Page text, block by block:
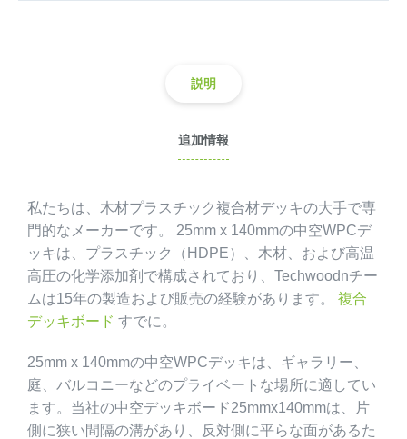
説明
追加情報
私たちは、木材プラスチック複合材デッキの大手で専
門的なメーカーです。 25mm x 140mmの中空WPCデ
ッキは、プラスチック（HDPE）、木材、および高温
高圧の化学添加剤で構成されており、Techwoodnチー
ムは15年の製造および販売の経験があります。 複合
デッキボード すでに。
25mm x 140mmの中空WPCデッキは、ギャラリー、
庭、バルコニーなどのプライベートな場所に適してい
ます。当社の中空デッキボード25mmx140mmは、片
側に狭い間隔の溝があり、反対側に平らな面があるた